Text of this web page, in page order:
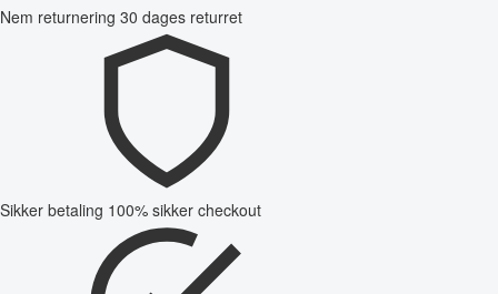
Nem returnering 30 dages returret
Sikker betaling 100% sikker checkout